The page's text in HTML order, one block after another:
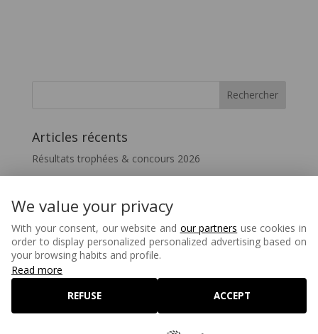
Articles récents
Résultats trophées & concours 2026
Vivez le FIL – InterceltiqueTV 2026
Festicelte 2026 – Le Quotidien du FIL
Disparition de Melaine Favennec
Matons – 80 ans
©2026 Festival Interceltique de Lorient - Réalisé par
-Mentions légales
We value your privacy
With your consent, our website and our partners use cookies in
order to display personalized personalized advertising based on
your browsing habits and profile.
Read more
REFUSE ACCEPT